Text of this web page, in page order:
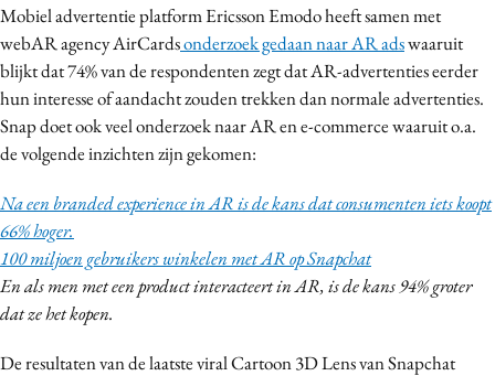
Interne communicatie
Martech
Media
Merkstrategie
PR
Purpose Marketing
Reputatie & crisis
Mobiel advertentie platform Ericsson Emodo heeft samen met
webAR agency AirCardsonderzoek gedaan naar AR adswaaruit
blijkt dat 74% van de respondenten zegt dat AR-advertenties eerder
hun interesse of aandacht zouden trekken dan normale advertenties.
Snap doet ook veel onderzoek naar AR en e-commerce waaruit o.a.
de volgende inzichten zijn gekomen:
Na een branded experience in AR is de kans dat consumenten iets koopt
66% hoger.
100 miljoen gebruikers winkelen met AR op Snapchat
En als men met een product interacteert in AR, is de kans 94% groter
dat ze het kopen.
De resultaten van de laatste viral Cartoon 3D Lens van Snapchat